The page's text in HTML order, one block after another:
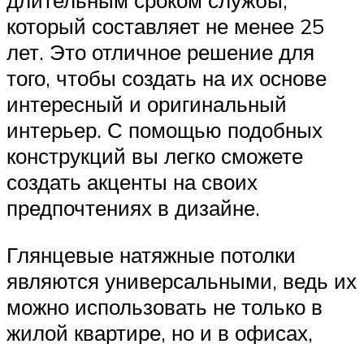
который составляет не менее 25
лет. Это отличное решение для
того, чтобы создать на их основе
интересный и оригинальный
интерьер. С помощью подобных
конструкций вы легко сможете
создать акценты на своих
предпочтениях в дизайне.
Глянцевые натяжные потолки
являются универсальными, ведь их
можно использовать не только в
жилой квартире, но и в офисах,